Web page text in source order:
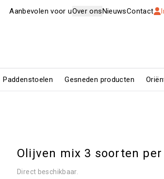
Aanbevolen voor uOver onsNieuwsContact
Paddenstoelen Gesneden producten
Olijven mix 3 soorten
Direct beschikbaar.